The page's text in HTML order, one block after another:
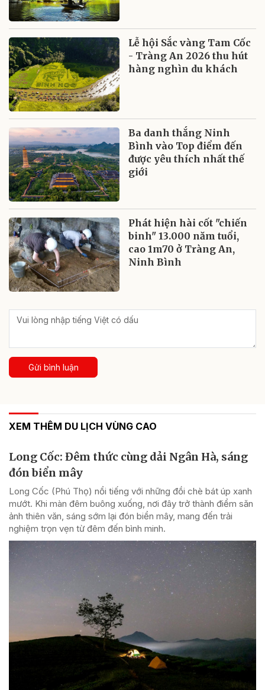
Lễ hội Sắc vàng Tam Cốc
- Tràng An 2026 thu hút
hàng nghìn du khách
Ba danh thắng Ninh
Bình vào Top điểm đến
được yêu thích nhất thế
giới
Phát hiện hài cốt "chiến
binh" 13.000 năm tuổi,
cao 1m70 ở Tràng An,
Ninh Bình
Gửi bình luận
XEM THÊM DU LỊCH VÙNG CAO
Long Cốc: Đêm thức cùng dải Ngân Hà, sáng
đón biển mây
Long Cốc (Phú Thọ) nổi tiếng với những đồi chè bát úp xanh
mướt. Khi màn đêm buông xuống, nơi đây trở thành điểm săn
ảnh thiên văn, sáng sớm lại đón biển mây, mang đến trải
nghiệm trọn vẹn từ đêm đến bình minh.